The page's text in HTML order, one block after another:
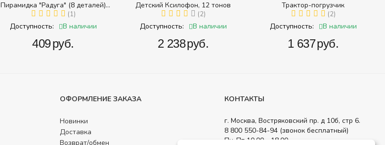
Пирамидка "Радуга" (8 деталей)
(Пирамидка среднего размера)
(1)
Доступность: В наличии
‍409‍руб.
Детский Ксилофон, 12 тонов
(2)
Доступность: В наличии
‍2 238‍руб.
Трактор-погрузчик
(2)
Доступность: В наличии
‍1 637‍руб.
ОФОРМЛЕНИЕ ЗАКАЗА
Новинки
Доставка
Возврат/обмен
КОНТАКТЫ
г. Москва, Востряковский пр. д 10б, стр 6.
8 800 550-84-94 (звонок бесплатный)
Пн-Пт 10.00 - 18.00